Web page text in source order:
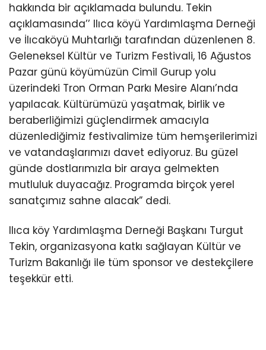
hakkında bir açıklamada bulundu. Tekin
açıklamasında’’ Ilıca köyü Yardımlaşma Derneği
ve İlıcaköyü Muhtarlığı tarafından düzenlenen 8.
Geleneksel Kültür ve Turizm Festivali, 16 Ağustos
Pazar günü köyümüzün Cimil Gurup yolu
üzerindeki Tron Orman Parkı Mesire Alanı’nda
yapılacak. Kültürümüzü yaşatmak, birlik ve
beraberliğimizi güçlendirmek amacıyla
düzenlediğimiz festivalimize tüm hemşerilerimizi
ve vatandaşlarımızı davet ediyoruz. Bu güzel
günde dostlarımızla bir araya gelmekten
mutluluk duyacağız. Programda birçok yerel
sanatçımız sahne alacak” dedi.
Ilıca köy Yardımlaşma Derneği Başkanı Turgut
Tekin, organizasyona katkı sağlayan Kültür ve
Turizm Bakanlığı ile tüm sponsor ve destekçilere
teşekkür etti.